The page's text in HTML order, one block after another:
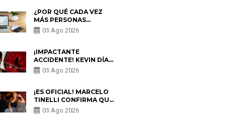
¿POR QUÉ CADA VEZ
MÁS PERSONAS
UTILIZAN UNA VPN
PARA PROTEGER SU
05 Ago 2026
¡IMPACTANTE
ACCIDENTE! KEVIN DÍAZ
CAE DESDE OCHO
METROS EN “ESTO ES
PREOCUPACIÓN
05 Ago 2026
¡ES OFICIAL! MARCELO
TINELLI CONFIRMA QUE
REGRESÓ CON MILETT
FIGUEROA: “EL AMOR
05 Ago 2026